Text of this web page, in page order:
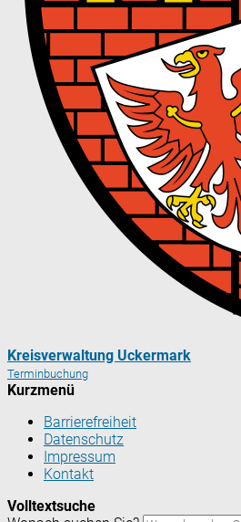
Kreisverwaltung Uckermark
Terminbuchung
Kurzmenü
Barrierefreiheit
Datenschutz
Impressum
Kontakt
Volltextsuche